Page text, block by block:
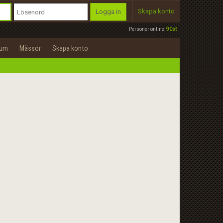
Personer online:90st
Logga in Skapa konto
Mässor Skapa konto